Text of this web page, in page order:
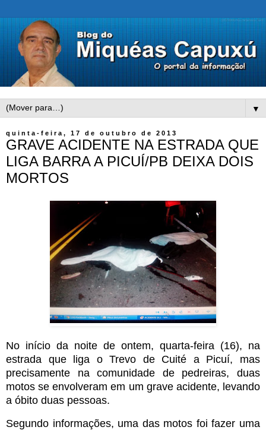
▼
quinta-feira, 17 de outubro de 2013
GRAVE ACIDENTE NA ESTRADA QUE
LIGA BARRA A PICUÍ/PB DEIXA DOIS
MORTOS
No início da noite de ontem, quarta-feira (16), na
estrada que liga o Trevo de Cuité a Picuí, mas
precisamente na comunidade de pedreiras, duas
motos se envolveram em um grave acidente, levando
a óbito duas pessoas.
Segundo informações, uma das motos foi fazer uma